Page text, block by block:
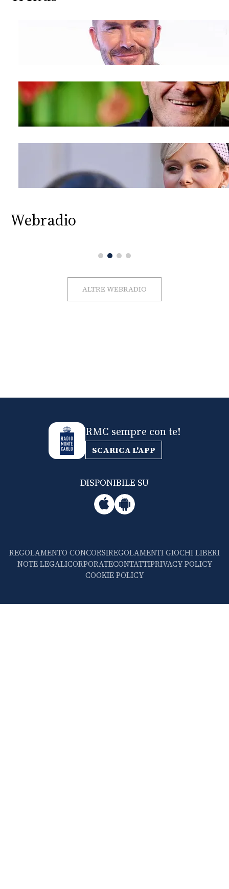
Webradio
ALTRE WEBRADIO
RMC sempre con te!
SCARICA L'APP
DISPONIBILE SU
REGOLAMENTO CONCORSIREGOLAMENTI GIOCHI LIBERI
NOTE LEGALICORPORATECONTATTIPRIVACY POLICY
COOKIE POLICY